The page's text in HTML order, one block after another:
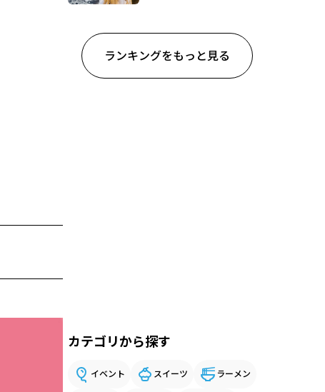
ランキングをもっと見る
カテゴリから探す
イベント スイーツ ラーメン